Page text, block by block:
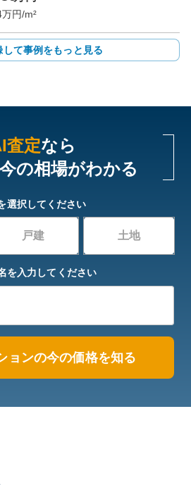
万円/m²
して事例をもっと見る
査定なら
の相場がわかる
選択してください
戸建 土地
を入力してください
ョンの今の価格を知る